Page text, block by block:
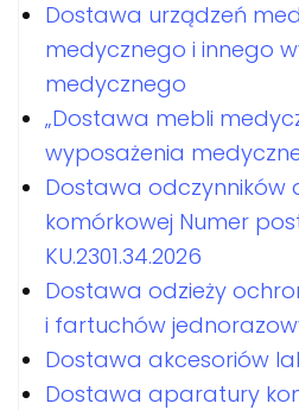
Dostawa urządzeń
medycznego i innego
medycznego
„Dostawa mebli
wyposażenia
Dostawa odczynników
komórkowej Numer
KU.2301.34.2026
Dostawa odzieży
i fartuchów
Dostawa akcesoriów
Dostawa aparatury